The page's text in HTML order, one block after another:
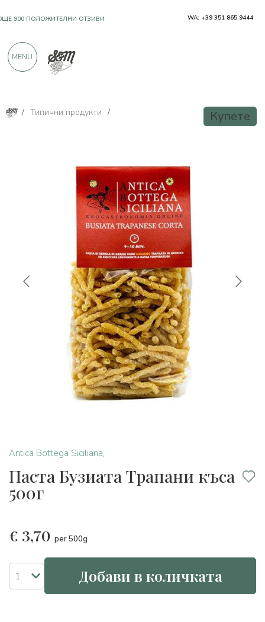
/ Типични продукти / Купете
Antica Bottega Siciliana,
Паста Бузиата Трапани къса
500г
€ 3,70 per 500g
Добави в количката
900 ПОЛОЖИТЕЛНИ ОТЗИВИ WA: +39 351 865 9444
MENU